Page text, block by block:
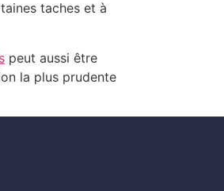
taches et à
peut aussi être
la plus prudente